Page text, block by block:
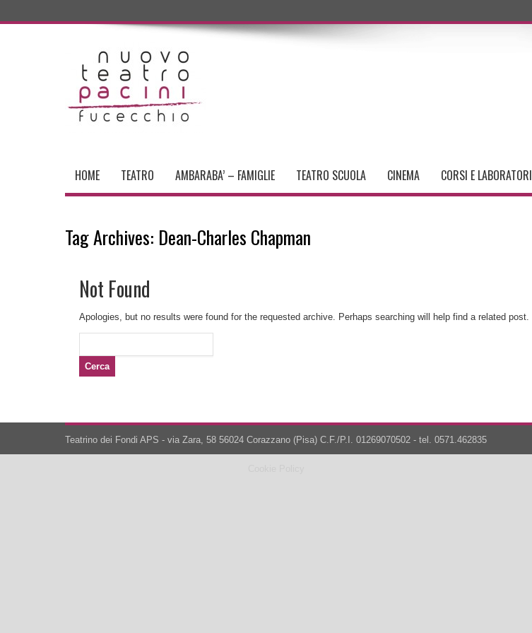
HOME TEATRO AMBARABA’ – FAMIGLIE TEATRO SCUOLA CINEMA CORSI E LABORATORI
Tag Archives: Dean-Charles Chapman
Not Found
Apologies, but no results were found for the requested archive. Perhaps searching will help find a related post.
Teatrino dei Fondi APS - via Zara, 58 56024 Corazzano (Pisa) C.F./P.I. 01269070502 - tel. 0571.462835